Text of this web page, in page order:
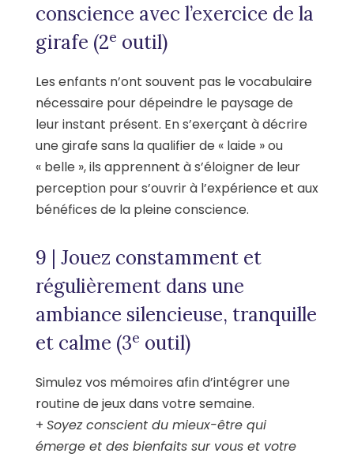
conscience avec l’exercice de la
girafe (2e outil)
Les enfants n’ont souvent pas le vocabulaire
nécessaire pour dépeindre le paysage de
leur instant présent. En s’exerçant à décrire
une girafe sans la qualifier de « laide » ou
« belle », ils apprennent à s’éloigner de leur
perception pour s’ouvrir à l’expérience et aux
bénéfices de la pleine conscience.
9 | Jouez constamment et
régulièrement dans une
ambiance silencieuse, tranquille
et calme (3e outil)
Simulez vos mémoires afin d’intégrer une
routine de jeux dans votre semaine.
+ Soyez conscient du mieux-être qui
émerge et des bienfaits sur vous et votre